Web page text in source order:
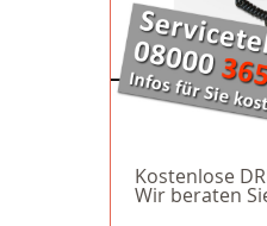
Kostenlose
Wir beraten